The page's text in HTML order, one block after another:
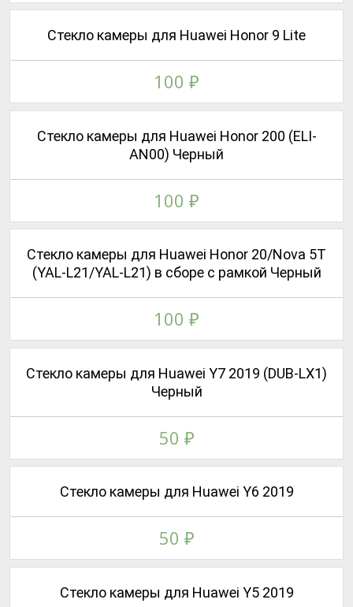
Стекло камеры для Huawei Y5 2019
Стекло камеры для Huawei Y6 2019
50 ₽
Стекло камеры для Huawei Y7 2019 (DUB-LX1)
Черный
50 ₽
Стекло камеры для Huawei Honor 20/Nova 5T
(YAL-L21/YAL-L21) в сборе с рамкой Черный
100 ₽
Стекло камеры для Huawei Honor 200 (ELI-
AN00) Черный
100 ₽
Стекло камеры для Huawei Honor 9 Lite
100 ₽